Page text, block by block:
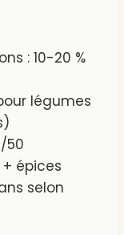
: 10-20 %
légumes
50
épices
selon